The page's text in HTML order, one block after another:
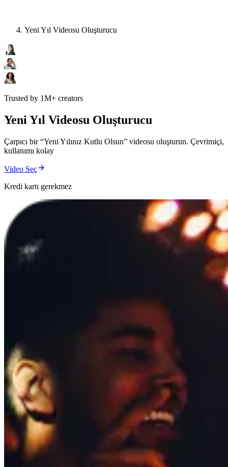
Yeni Yıl Videosu Oluşturucu
Trusted by 1M+ creators
Yeni Yıl Videosu Oluşturucu
Çarpıcı bir “Yeni Yılınız Kutlu Olsun” videosu oluşturun. Çevrimiçi,
kullanımı kolay
Video Seç
Kredi kartı gerekmez